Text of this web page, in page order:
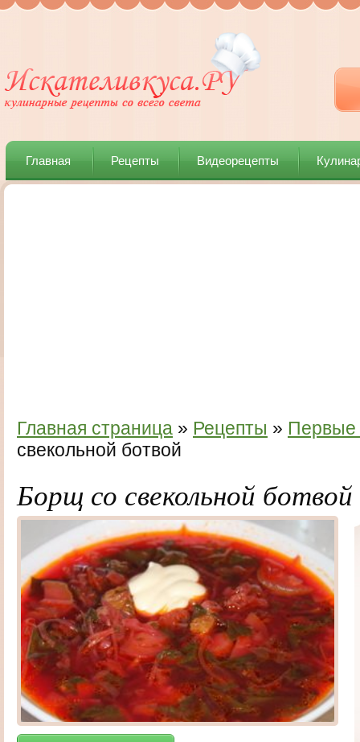
Главная Рецепты Видеорецепты
Главная страница » Рецепты » Первые
свекольной ботвой
Борщ со свекольной ботвой